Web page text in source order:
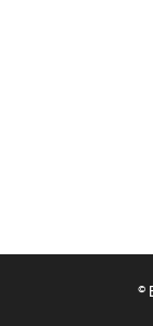
©